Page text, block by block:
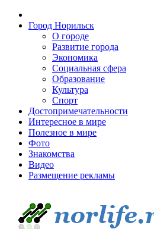
Город Норильск
О городе
Развитие города
Экономика
Социальная сфера
Образование
Культура
Спорт
Достопримечательности
Интересное в мире
Полезное в мире
Фото
Знакомства
Видео
Размещение рекламы